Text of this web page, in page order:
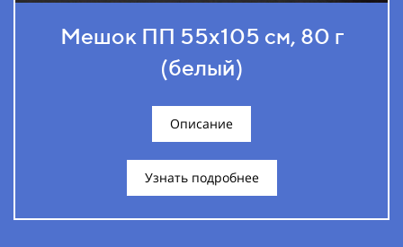
Мешок ПП 55х105 см, 80 г
(белый)
Описание
Узнать подробнее